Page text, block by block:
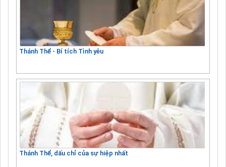
Thánh Thể - Bí tích Tình yêu
Thánh Thể, dấu chỉ của sự hiệp nhất